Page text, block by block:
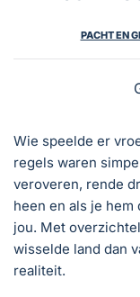
PACHT EN
Wie speelde er
regels waren
veroveren, rende
heen en als je hem
jou. Met
wisselde land dan
realiteit.